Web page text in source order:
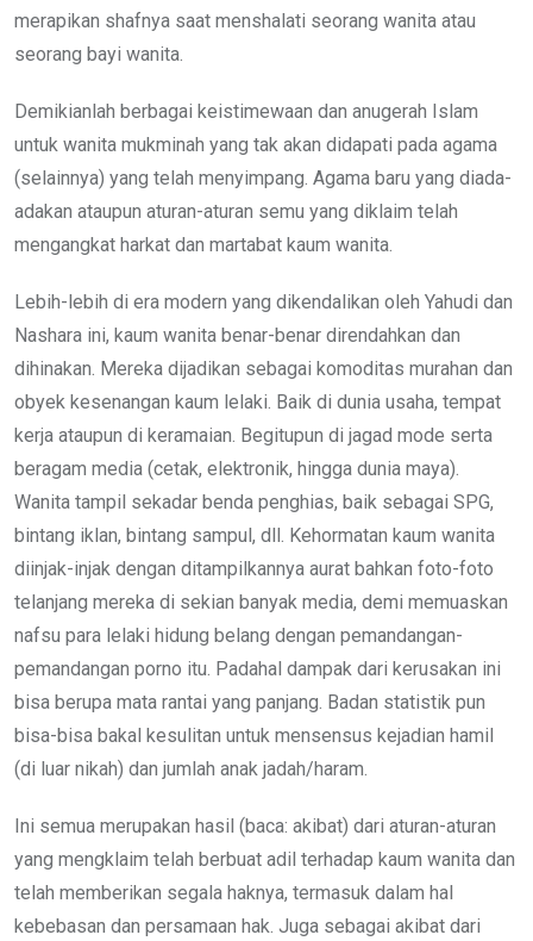
merapikan shafnya saat menshalati seorang wanita atau
seorang bayi wanita.
Demikianlah berbagai keistimewaan dan anugerah Islam
untuk wanita mukminah yang tak akan didapati pada agama
(selainnya) yang telah menyimpang. Agama baru yang diada-
adakan ataupun aturan-aturan semu yang diklaim telah
mengangkat harkat dan martabat kaum wanita.
Lebih-lebih di era modern yang dikendalikan oleh Yahudi dan
Nashara ini, kaum wanita benar-benar direndahkan dan
dihinakan. Mereka dijadikan sebagai komoditas murahan dan
obyek kesenangan kaum lelaki. Baik di dunia usaha, tempat
kerja ataupun di keramaian. Begitupun di jagad mode serta
beragam media (cetak, elektronik, hingga dunia maya).
Wanita tampil sekadar benda penghias, baik sebagai SPG,
bintang iklan, bintang sampul, dll. Kehormatan kaum wanita
diinjak-injak dengan ditampilkannya aurat bahkan foto-foto
telanjang mereka di sekian banyak media, demi memuaskan
nafsu para lelaki hidung belang dengan pemandangan-
pemandangan porno itu. Padahal dampak dari kerusakan ini
bisa berupa mata rantai yang panjang. Badan statistik pun
bisa-bisa bakal kesulitan untuk mensensus kejadian hamil
(di luar nikah) dan jumlah anak jadah/haram.
Ini semua merupakan hasil (baca: akibat) dari aturan-aturan
yang mengklaim telah berbuat adil terhadap kaum wanita dan
telah memberikan segala haknya, termasuk dalam hal
kebebasan dan persamaan hak. Juga sebagai akibat dari